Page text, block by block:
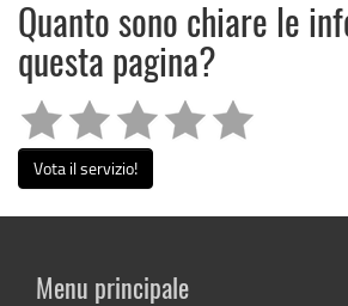
Quanto sono chiare le
questa pagina?
Vota il servizio!
Menu principale